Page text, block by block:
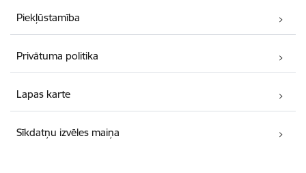
Piekļūstamība
Privātuma politika
Lapas karte
Sīkdatņu izvēles maiņa